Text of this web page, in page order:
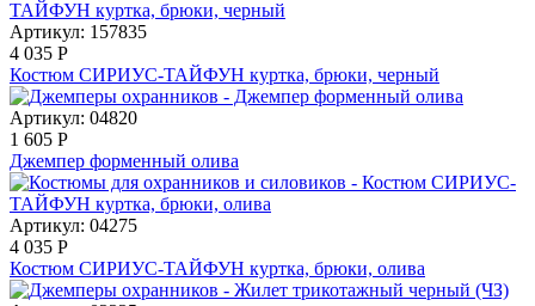
Артикул: 157835
4 035 Р
Костюм СИРИУС-ТАЙФУН куртка, брюки, черный
Артикул: 04820
1 605 Р
Джемпер форменный олива
Артикул: 04275
4 035 Р
Костюм СИРИУС-ТАЙФУН куртка, брюки, олива